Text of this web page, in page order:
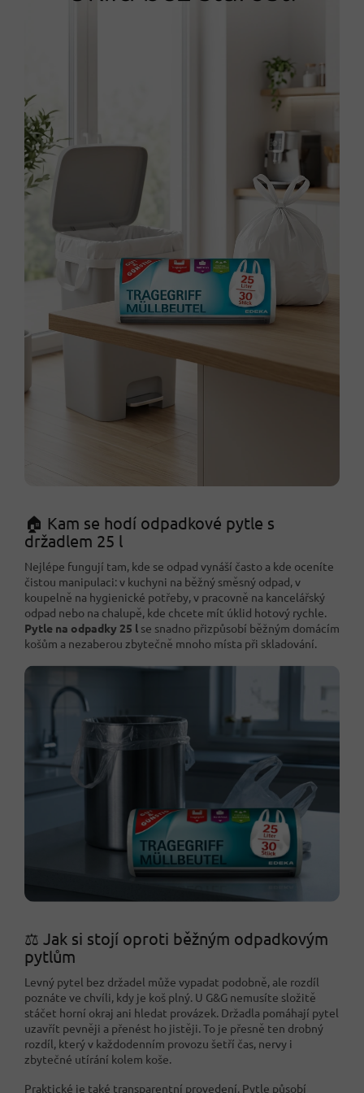
🏠 Kam se hodí odpadkové pytle s
držadlem 25 l
Nejlépe fungují tam, kde se odpad vynáší často a kde oceníte
čistou manipulaci: v kuchyni na běžný směsný odpad, v
koupelně na hygienické potřeby, v pracovně na kancelářský
odpad nebo na chalupě, kde chcete mít úklid hotový rychle.
Pytle na odpadky 25 l se snadno přizpůsobí běžným domácím
košům a nezaberou zbytečně mnoho místa při skladování.
⚖️ Jak si stojí oproti běžným odpadkovým
pytlům
Levný pytel bez držadel může vypadat podobně, ale rozdíl
poznáte ve chvíli, kdy je koš plný. U G&G nemusíte složitě
stáčet horní okraj ani hledat provázek. Držadla pomáhají pytel
uzavřít pevněji a přenést ho jistěji. To je přesně ten drobný
rozdíl, který v každodenním provozu šetří čas, nervy i
zbytečné utírání kolem koše.
Praktické je také transparentní provedení. Pytle působí